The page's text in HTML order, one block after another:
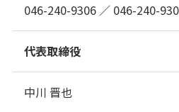
046-240-9306 ／ 046-240-
代表取締役
中川 晋也